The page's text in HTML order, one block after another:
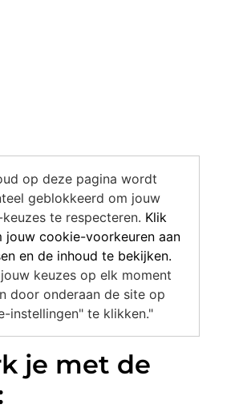
op deze pagina wordt
geblokkeerd om jouw
te respecteren. Klik
jouw cookie-voorkeuren aan
en de inhoud te bekijken.
keuzes op elk moment
door onderaan de site op
instellingen" te klikken."
je met de